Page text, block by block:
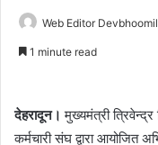
Web Editor
1 minute read
देहरादून। मुख्यमंत्री
कर्मचारी संघ द्वारा